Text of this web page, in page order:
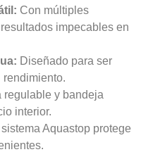
Con múltiples
impecables en
Diseñado para ser
rendimiento.
regulable y bandeja
interior.
sistema Aquastop protege